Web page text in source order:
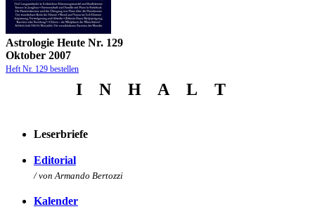
Astrologie Heute Nr. 129
Oktober 2007
Heft Nr. 129 bestellen
I N H A L T
Leserbriefe
Editorial
/ von Armando Bertozzi
Kalender